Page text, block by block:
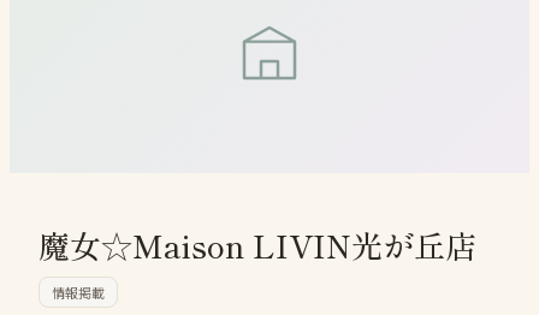
魔女☆Maison LIVIN光が丘店
情報掲載